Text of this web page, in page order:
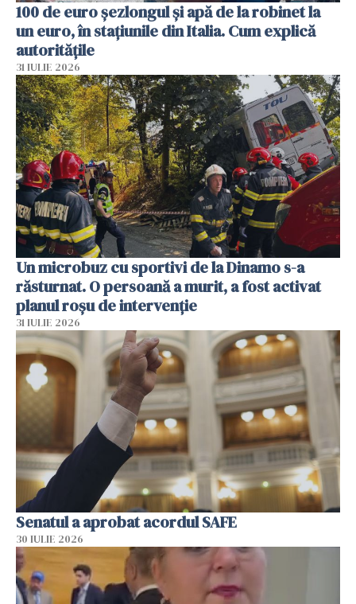
100 de euro șezlongul și apă de la robinet la
un euro, în stațiunile din Italia. Cum explică
autoritățile
31 IULIE 2026
Un microbuz cu sportivi de la Dinamo s-a
răsturnat. O persoană a murit, a fost activat
planul roșu de intervenție
31 IULIE 2026
Senatul a aprobat acordul SAFE
30 IULIE 2026